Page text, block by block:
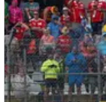
F1 NEWS
Vettel memimpin
pembukaan GP
Vettel memimpin rekan
latihan pertama di
kemunduran awal untuk